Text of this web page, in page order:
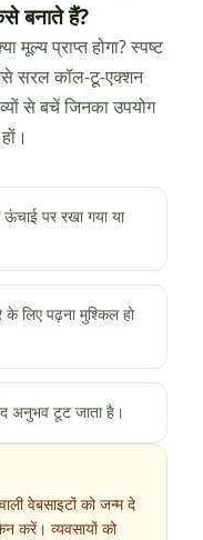
बनाते हैं?
प्राप्त होगा? स्पष्ट
सरल कॉल-टू-एक्शन
से बचें जिनका उपयोग
पर रखा गया या
लिए पढ़ना मुश्किल हो
अनुभव टूट जाता है।
वेबसाइटों को जन्म दे
करें। व्यवसायों को